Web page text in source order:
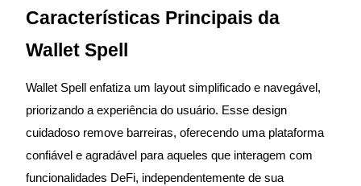
Torne-se um Trader de Cópias
Desfrute da partilha de lucros e comissões de copy trading
Características Principais da
Wallet Spell
Wallet Spell enfatiza um layout simplificado e navegável,
priorizando a experiência do usuário. Esse design
cuidadoso remove barreiras, oferecendo uma plataforma
confiável e agradável para aqueles que interagem com
funcionalidades DeFi, independentemente de sua